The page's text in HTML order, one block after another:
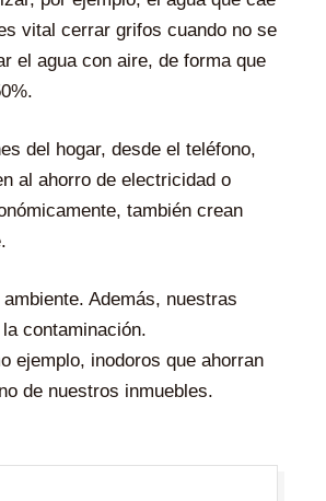
vital cerrar grifos cuando no se
el agua con aire, de forma que
del hogar, desde el teléfono,
al ahorro de electricidad o
también crean
Además, nuestras
contaminación.
ejemplo, inodoros que ahorran
de nuestros inmuebles.